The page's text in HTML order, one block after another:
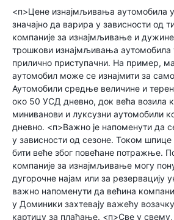
<п>Цене изнајмљивања аутомобила
значајно да варира у зависности од
компаније за изнајмљивање и
трошкови изнајмљивања
прилично приступачни. На пример,
аутомобил може се изнајмити за
Аутомобили средње величине и
око 50 УСД дневно, док већа возила
миниванови и луксузни аутомобили
дневно. <п>Важно је напоменути да
у зависности од сезоне. Током
бити веће због повећане потражње.
компаније за изнајмљивање могу
дугорочне најам или за резервацију
важно напоменути да већина
у Доминики захтевају важећу
картицу за плаћање. <п>Све у